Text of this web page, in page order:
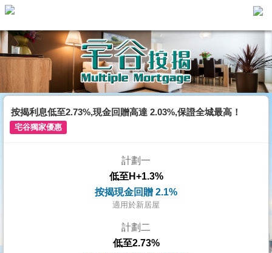
主
搵
樓/
成
按揭利息低至2.73%,現金回贈高達 2.03%,保證全城最高！
宅谷獨家優惠
計劃一
低至H+1.3%
按揭現金回贈 2.1%
適用於新居屋
計劃二
低至2.73%